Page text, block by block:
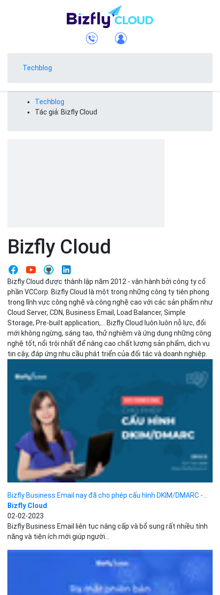
Techblog
Techblog
Tác giả: Bizfly Cloud
mới không ngừng, sáng tạo, thử nghiệm và ứng dụng những công
nghệ tốt, nổi trội nhất để nâng cao chất lượng sản phẩm, dịch vụ
tin cậy, đáp ứng nhu cầu phát triển của đối tác và doanh nghiệp.
Bizfly Business Email nay đã cho phép cấu hình DKIM/DMARC -...
Bizfly Cloud
02-02-2023
Bizfly Business Email liên tục nâng cấp và bổ sung rất nhiều tính
năng và tiện ích mới giúp người...
Ra mắt phiên bản v1.23 và hỗ trợ GPU NVIDIA tại...